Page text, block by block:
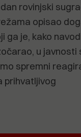
rovinjski
opisao
ga je, kako
u javnosti
spremni
prihvatljivog